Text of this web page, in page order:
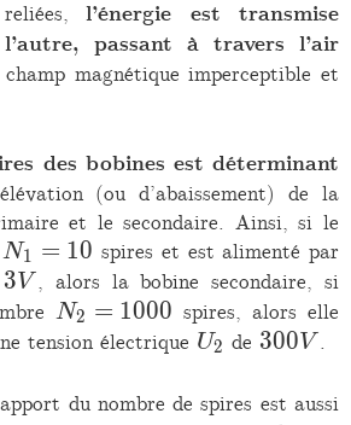
reliées,l’énergie est transmise
passant à travers l’air
magnétique imperceptible et
des bobines est déterminant
(ou d’abaissement) de la
et le secondaire. Ainsi, si le
N_1
=
10
N1 = 10 spires et est alimenté par
3 V , alors la bobine secondaire, si
N_2
= 1
N2 = 1000 spires, alors elle
tension électrique U_2
U2 de 300
300 V .
du nombre de spires est aussi